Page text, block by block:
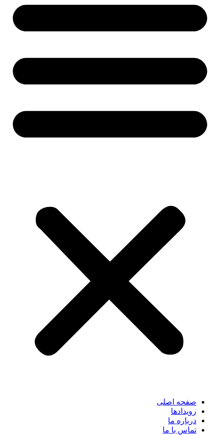
صفحه اصلی
رویدادها
درباره ما
تماس با ما